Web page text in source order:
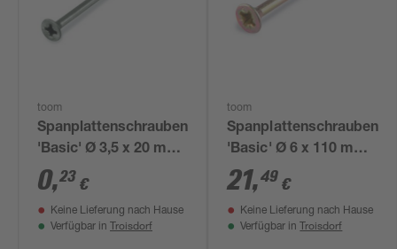
toom
Spanplattenschrauben
'Basic' Ø 3,5 x 20 mm
A2 PZ
0,23 €
Keine Lieferung nach Hause
Verfügbar in Troisdorf
toom
Spanplattenschrauben
'Basic' Ø 6 x 110 mm
PZ3 100 Stück
21,49 €
Keine Lieferung nach Hause
Verfügbar in Troisdorf